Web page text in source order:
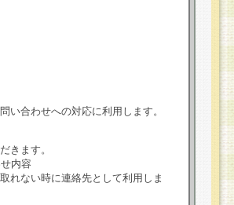
い合わせへの対応に利用します。
きます。
内容
れない時に連絡先として利用しま